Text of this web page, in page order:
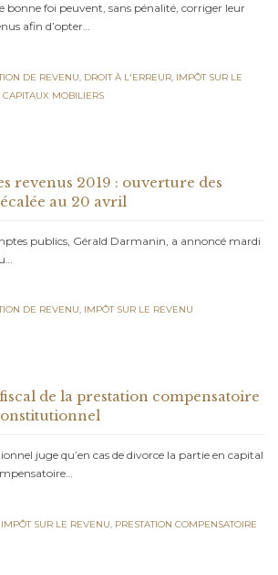
bonne foi peuvent, sans pénalité, corriger leur
afin d’opter…
DE REVENU, DROIT À L'ERREUR, IMPÔT SUR LE
MOBILIERS
revenus 2019 : ouverture des
au 20 avril
publics, Gérald Darmanin, a annoncé mardi
DE REVENU, IMPÔT SUR LE REVENU
de la prestation compensatoire
juge qu’en cas de divorce la partie en capital
IMPÔT SUR LE REVENU PRESTATION COMPENSATOIRE